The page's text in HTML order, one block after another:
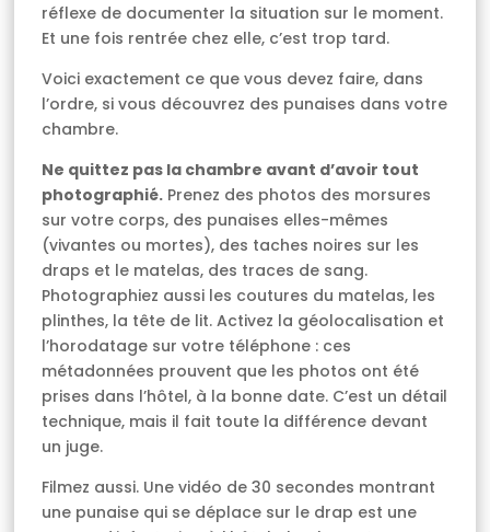
réflexe de documenter la situation sur le moment.
Et une fois rentrée chez elle, c’est trop tard.
Voici exactement ce que vous devez faire, dans
l’ordre, si vous découvrez des punaises dans votre
chambre.
Ne quittez pas la chambre avant d’avoir tout
photographié. Prenez des photos des morsures
sur votre corps, des punaises elles-mêmes
(vivantes ou mortes), des taches noires sur les
draps et le matelas, des traces de sang.
Photographiez aussi les coutures du matelas, les
plinthes, la tête de lit. Activez la géolocalisation et
l’horodatage sur votre téléphone : ces
métadonnées prouvent que les photos ont été
prises dans l’hôtel, à la bonne date. C’est un détail
technique, mais il fait toute la différence devant
un juge.
Filmez aussi. Une vidéo de 30 secondes montrant
une punaise qui se déplace sur le drap est une